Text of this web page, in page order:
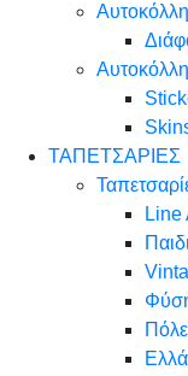
ΤΑΠΕΤΣΑΡΙΕΣ
Line